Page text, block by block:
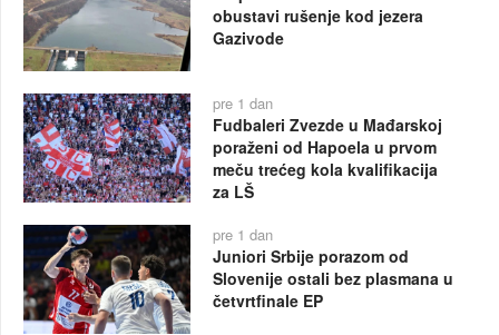
obustavi rušenje kod jezera
Gazivode
pre 1 dan
Fudbaleri Zvezde u Mađarskoj
poraženi od Hapoela u prvom
meču trećeg kola kvalifikacija
za LŠ
pre 1 dan
Juniori Srbije porazom od
Slovenije ostali bez plasmana u
četvrtfinale EP